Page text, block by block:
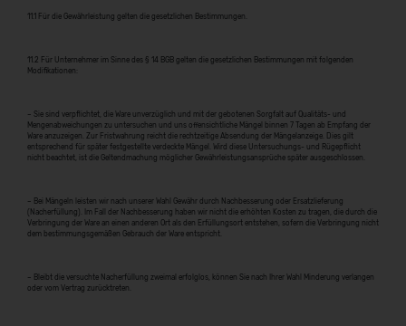
11.1 Für die Gewährleistung gelten die gesetzlichen Bestimmungen.
11.2 Für Unternehmer im Sinne des § 14 BGB gelten die gesetzlichen Bestimmungen mit folgenden
Modifikationen:
– Sie sind verpflichtet, die Ware unverzüglich und mit der gebotenen Sorgfalt auf Qualitäts- und
Mengenabweichungen zu untersuchen und uns offensichtliche Mängel binnen 7 Tagen ab Empfang der
Ware anzuzeigen. Zur Fristwahrung reicht die rechtzeitige Absendung der Mängelanzeige. Dies gilt
entsprechend für später festgestellte verdeckte Mängel. Wird diese Untersuchungs- und Rügepflicht
nicht beachtet, ist die Geltendmachung möglicher Gewährleistungsansprüche später ausgeschlossen.
– Bei Mängeln leisten wir nach unserer Wahl Gewähr durch Nachbesserung oder Ersatzlieferung
(Nacherfüllung). Im Fall der Nachbesserung haben wir nicht die erhöhten Kosten zu tragen, die durch die
Verbringung der Ware an einen anderen Ort als den Erfüllungsort entstehen, sofern die Verbringung nicht
dem bestimmungsgemäßen Gebrauch der Ware entspricht.
– Bleibt die versuchte Nacherfüllung zweimal erfolglos, können Sie nach Ihrer Wahl Minderung verlangen
oder vom Vertrag zurücktreten.